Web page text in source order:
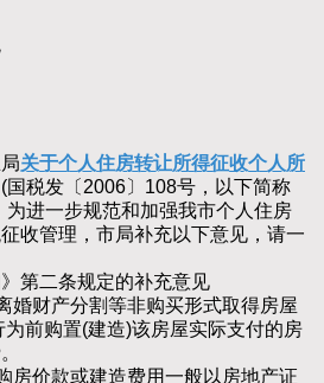
关于个人住房转让所得征收个人所
国税发〔2006〕108号，以下简称
为进一步规范和加强我市个人住房
收管理，市局补充以下意见，请一
二条规定的补充意见
财产分割等非购买形式取得房屋
前购置(建造)该房屋实际支付的房
价款或建造费用一般以房地产证